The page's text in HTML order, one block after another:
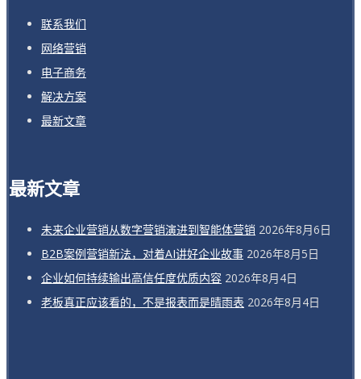
联系我们
网络营销
电子商务
解决方案
最新文章
最新文章
未来企业营销从数字营销演进到智能体营销 2026年8月6日
B2B案例营销新法，对着AI讲好企业故事 2026年8月5日
企业如何持续输出高信任度优质内容 2026年8月4日
老板真正应该看的，不是报表而是晴雨表 2026年8月4日